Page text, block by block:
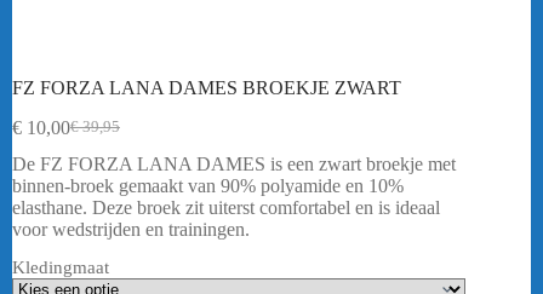
FZ FORZA LANA DAMES BROEKJE ZWART
€39,95
Oorspronkelijke
prijs
was:
€ 39,95.
€ 10,00Huidige
prijs
is:
€ 10,00.
De FZ FORZA LANA DAMES is een zwart broekje met
binnen-broek gemaakt van 90% polyamide en 10%
elasthane. Deze broek zit uiterst comfortabel en is ideaal
voor wedstrijden en trainingen.
Kledingmaat